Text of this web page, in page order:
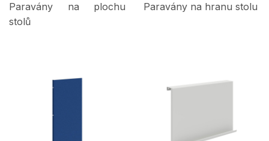
Paravány na plochu
stolů
Paravány na hranu stolu